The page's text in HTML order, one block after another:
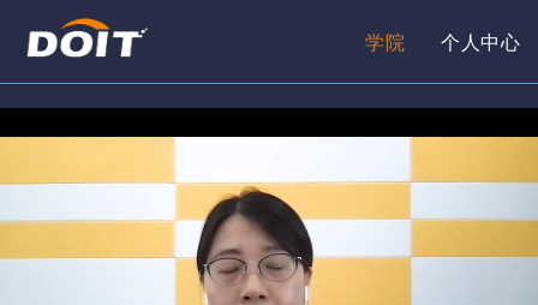
学院 个人中心